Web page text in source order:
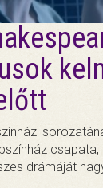
csapata,
drámáját